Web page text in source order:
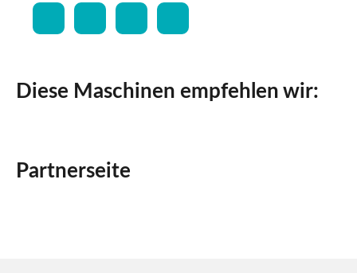
Diese Maschinen empfehlen wir:
Partnerseite